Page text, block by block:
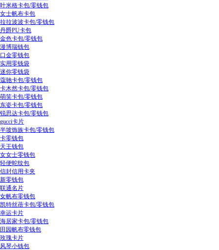
叶米格卡包/零钱包
女士帆布卡包
拉拉波波卡包/零钱包
丹爵PU卡包
金色卡包/零钱包
漫博瑞钱包
口金零钱包
实用零钱袋
迷你零钱袋
蔻驰卡包/零钱包
卡木然卡包/零钱包
萌笑卡包/零钱包
东姿卡包/零钱包
锐思达卡包/零钱包
gucci卡片
半坡饰族卡包/零钱包
卡零钱包
天王钱包
女女士零钱包
轻便蛇纹包
信封信用卡夹
新零钱包
联通名片
女帆布零钱包
凯特丝蓓卡包/零钱包
幸运卡片
海居家卡包/零钱包
田园帆布零钱包
玫瑰卡片
风琴小钱包